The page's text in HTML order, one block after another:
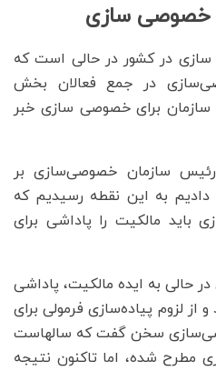
خصوصی سازی
در کشور در حالی است که
در جمع فعالان بخش
برای خصوصی سازی خبر
سازمان خصوصی‌سازی بر
به این نقطه رسیدیم که
باید مالکیت را پاداشی برای
به ایده مالکیت، پاداشی
از لزوم پیاده‌سازی فرمولی برای
سخن گفت که سالهاست
مطرح شده، اما تاکنون نتیجه